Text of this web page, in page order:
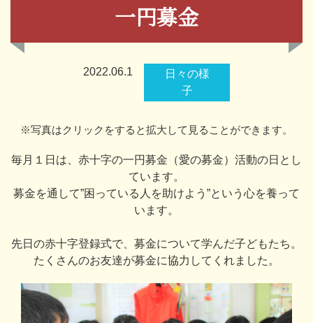
一円募金
2022.06.1
日々の様
子
※写真はクリックをすると拡大して見ることができます。
毎月１日は、赤十字の一円募金（愛の募金）活動の日とし
ています。
募金を通して”困っている人を助けよう”という心を養って
います。
先日の赤十字登録式で、募金について学んだ子どもたち。
たくさんのお友達が募金に協力してくれました。